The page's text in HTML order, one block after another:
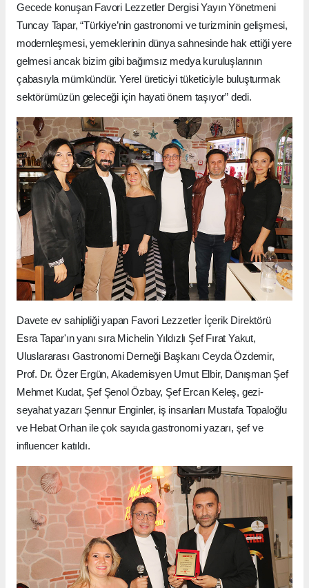
Gecede konuşan Favori Lezzetler Dergisi Yayın Yönetmeni
Tuncay Tapar, “Türkiye’nin gastronomi ve turizminin gelişmesi,
modernleşmesi, yemeklerinin dünya sahnesinde hak ettiği yere
gelmesi ancak bizim gibi bağımsız medya kuruluşlarının
çabasıyla mümkündür. Yerel üreticiyi tüketiciyle buluşturmak
sektörümüzün geleceği için hayati önem taşıyor” dedi.
Davete ev sahipliği yapan Favori Lezzetler İçerik Direktörü
Esra Tapar'ın yanı sıra Michelin Yıldızlı Şef Fırat Yakut,
Uluslararası Gastronomi Derneği Başkanı Ceyda Özdemir,
Prof. Dr. Özer Ergün, Akademisyen Umut Elbir, Danışman Şef
Mehmet Kudat, Şef Şenol Özbay, Şef Ercan Keleş, gezi-
seyahat yazarı Şennur Enginler, iş insanları Mustafa Topaloğlu
ve Hebat Orhan ile çok sayıda gastronomi yazarı, şef ve
influencer katıldı.